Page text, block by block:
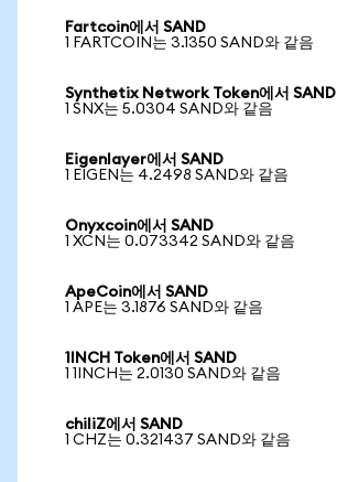
Fartcoin에서 SAND
1 FARTCOIN는 3.1350 SAND와 같음
Synthetix Network Token에서 SAND
1 SNX는 5.0304 SAND와 같음
Eigenlayer에서 SAND
1 EIGEN는 4.2498 SAND와 같음
Onyxcoin에서 SAND
1 XCN는 0.073342 SAND와 같음
ApeCoin에서 SAND
1 APE는 3.1876 SAND와 같음
1INCH Token에서 SAND
1 1INCH는 2.0130 SAND와 같음
chiliZ에서 SAND
1 CHZ는 0.321437 SAND와 같음